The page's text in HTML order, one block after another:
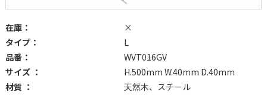
在庫：
×
タイプ：
L
品番：
WVT016GV
サイズ ：
H.500mm W.40mm D.40mm
材質 ：
天然木、スチール